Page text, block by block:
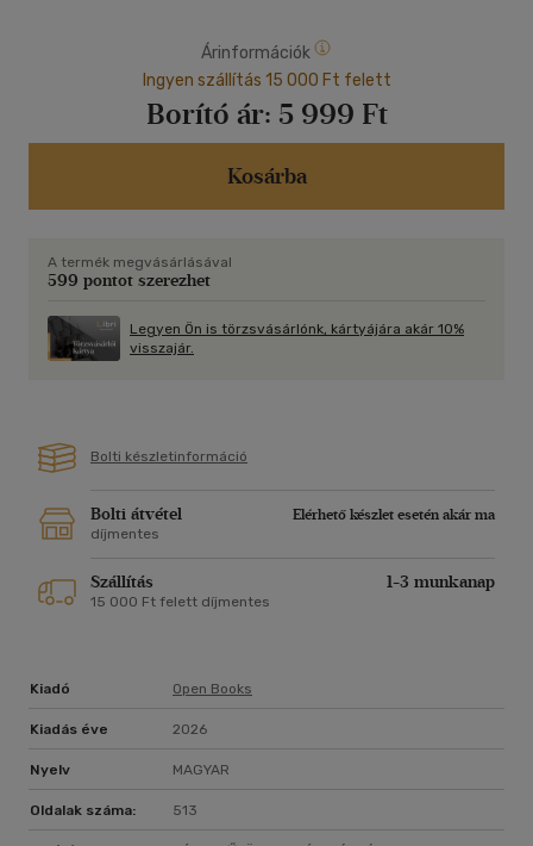
rendszerszervező és kultúraképző képességünket és
tehetségünket tartja: a közösségek építését, a szövetségek
kötését, a (hiedelem)rendszerek kidolgozását és azok
átörökítését generációkról generációkra.
A szemléletes példákkal illusztrált könyv sorra veszi az
emberi evolúció legfontosabb állomásait; közérthetően, de
Árinformációk
Ingyen szállítás 15 000 Ft felett
Borító ár: 5 999 Ft
Kosárba
A termék megvásárlásával
599 pontot szerezhet
Legyen Ön is törzsvásárlónk, kártyájára akár 10%
visszajár.
Bolti készletinformáció
Bolti átvétel
Elérhető készlet esetén akár ma
díjmentes
Szállítás 1-3 munkanap
15 000 Ft felett díjmentes
Kiadó Open Books
Kiadás éve 2026
Nyelv MAGYAR
Oldalak száma: 513